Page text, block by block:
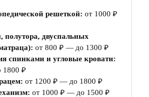
решеткой: от 1000 ₽
полутора, двуспальных
от 800 ₽ — до 1300 ₽
спинками и угловые кровати:
1800 ₽
от 1200 ₽ — до 1800 ₽
от 1000 ₽ — до 1500 ₽